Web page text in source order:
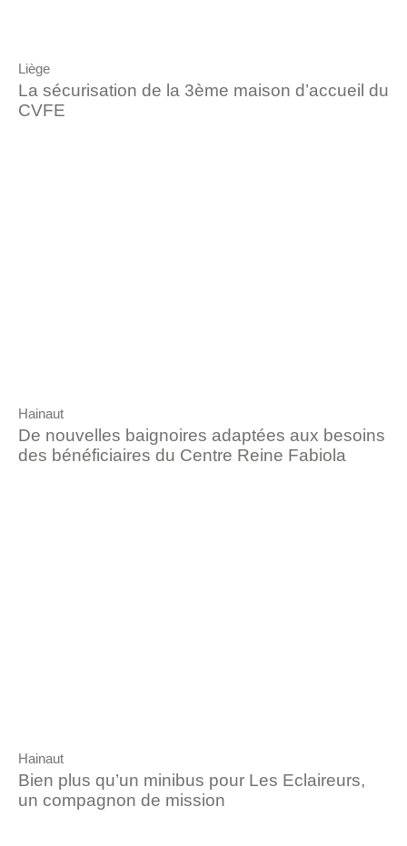
Liège
La sécurisation de la 3ème maison d’accueil du
CVFE
Hainaut
De nouvelles baignoires adaptées aux besoins
des bénéficiaires du Centre Reine Fabiola
Hainaut
Bien plus qu’un minibus pour Les Eclaireurs,
un compagnon de mission